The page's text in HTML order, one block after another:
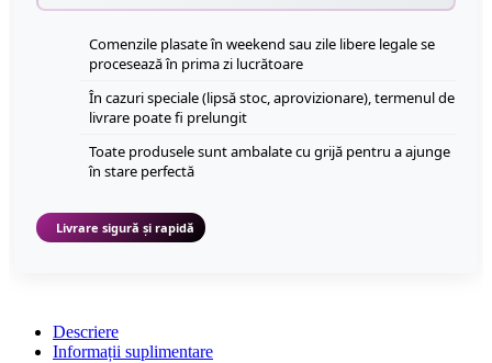
Comenzile plasate în weekend sau zile libere legale se
procesează în prima zi lucrătoare
În cazuri speciale (lipsă stoc, aprovizionare), termenul de
livrare poate fi prelungit
Toate produsele sunt ambalate cu grijă pentru a ajunge
în stare perfectă
Livrare sigură și rapidă
Descriere
Informații suplimentare